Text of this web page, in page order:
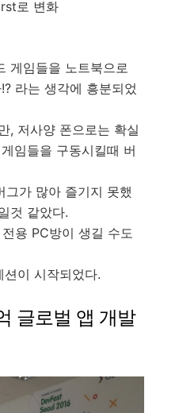
로 변화
게임들을 노트북으로
라는 생각에 흥분되었
, 저사양 폰으로는 확실
임들을 구동시킬때 버
그가 많아 즐기지 못했
것 같았다.
용 PC방이 생길 수도
이 시작되었다.
글로벌 앱 개발